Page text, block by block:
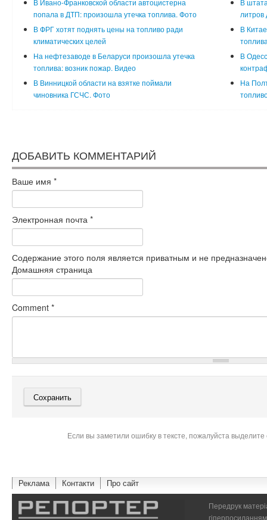
В Ивано-Франковской области автоцистерна
попала в ДТП: произошла утечка топлива. Фото
В
литров
В ФРГ хотят поднять цены на топливо ради
климатических целей
В
На нефтезаводе в Беларуси произошла утечка
топлива: возник пожар. Видео
В
В Винницкой области на взятке поймали
чиновника ГСЧС. Фото
На
ДОБАВИТЬ КОММЕНТАРИЙ
Ваше имя *
Электронная почта *
Содержание этого поля является приватным и не
Домашняя страница
Comment *
Если вы заметили ошибку в тексте, пожалуйста
Реклама Контакти Про сайт
Передрук